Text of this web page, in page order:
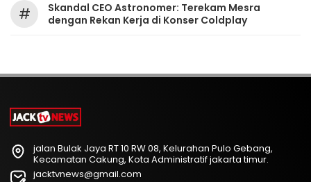
#
Skandal CEO Astronomer: Terekam Mesra
dengan Rekan Kerja di Konser Coldplay
jalan Bulak Jaya RT 10 RW 08, Kelurahan Pulo Gebang,
Kecamatan Cakung, Kota Administratif jakarta timur.
jacktvnews@gmail.com